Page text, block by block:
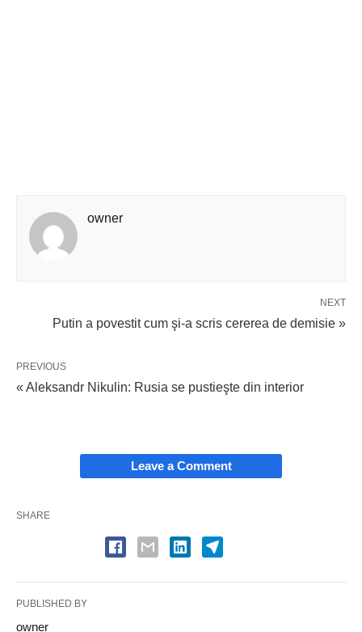
owner
NEXT
Putin a povestit cum şi-a scris cererea de demisie »
PREVIOUS
« Aleksandr Nikulin: Rusia se pustieşte din interior
Leave a Comment
SHARE
PUBLISHED BY
owner